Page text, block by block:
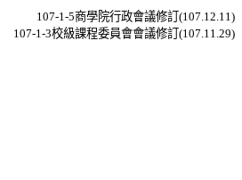
107-1-5商學院行政會議修訂 (107.12.11)
107-1-3校級課程委員會會議修訂 (107.11.29)